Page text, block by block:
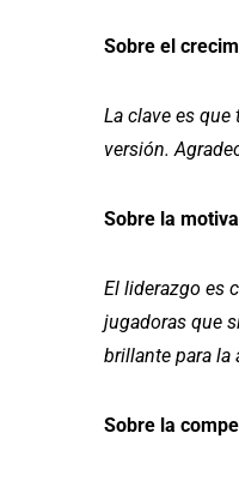
Sobre el
La clave es
versión.
Sobre la
El liderazgo es
jugadoras que
brillante para la
Sobre la